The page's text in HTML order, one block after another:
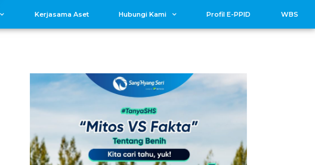
Kerjasama Aset Hubungi Kami Profil E-PPID WBS